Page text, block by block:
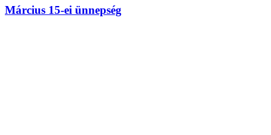
Március 15-ei ünnepség